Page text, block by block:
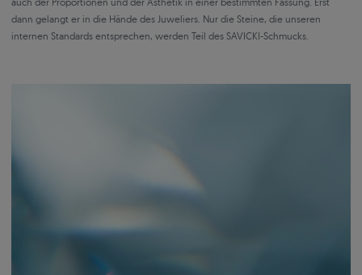
dann gelangt er in die Hände des Juweliers. Nur die Steine, die unseren
internen Standards entsprechen, werden Teil des SAVICKI-Schmucks.